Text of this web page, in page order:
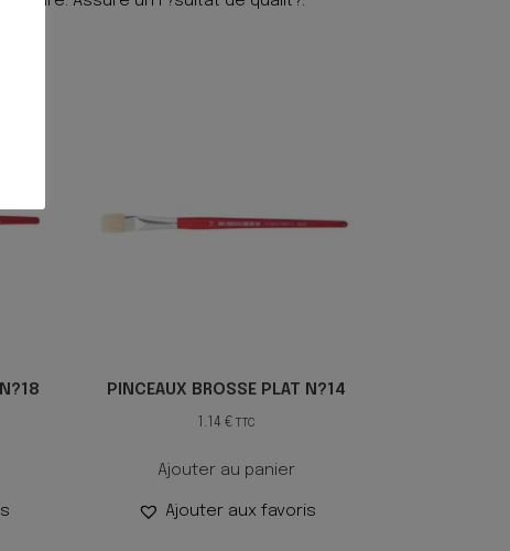
PINCEAUX BROSSE PLAT N?14
1.14€ TTC
Ajouter au panier
Ajouter aux favoris